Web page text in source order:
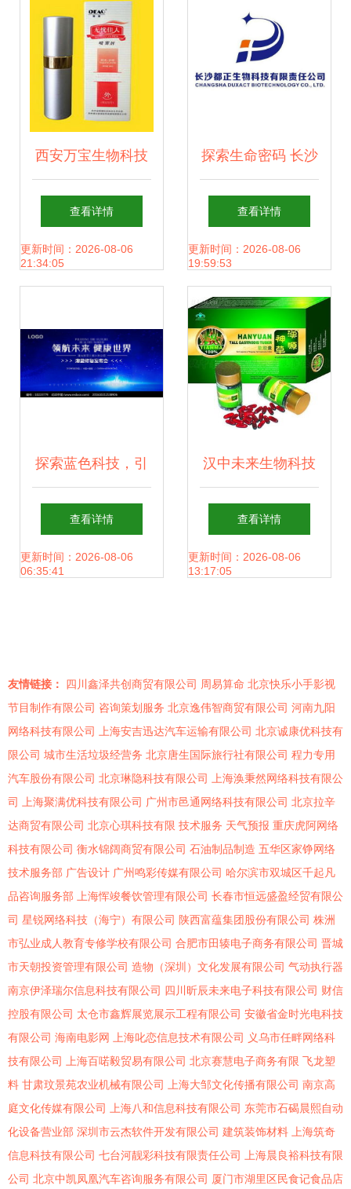
西安万宝生物科技
诚招天下合作伙
伴，携手共创健康
查看详情
更新时间：2026-08-06
21:34:05
探索生命密码 长沙
都正生物科技有限
责任公司的创新与
担当
查看详情
更新时间：2026-08-06
19:59:53
探索蓝色科技，引
领生命未来——蓝
色生物科技战略发
查看详情
更新时间：2026-08-06
06:35:41
汉中未来生物科技
有限责任公司 创新
驱动，共筑健康未
查看详情
更新时间：2026-08-06
13:17:05
友情链接： 四川鑫泽共创商贸有限公司 周易算命 北京快乐小手影视
节目制作有限公司 咨询策划服务 北京逸伟智商贸有限公司 河南九阳
网络科技有限公司
上海安吉迅达汽车运输有限公司 北京诚康优科技有
限公司 城市生活垃圾经营务 北京唐生国际旅行社有限公司 程力专用
汽车股份有限公司 北京琳隐科技有限公司
上海涣秉然网络科技有限公
司
上海聚满优科技有限公司 广州市邑通网络科技有限公司 北京拉辛
达商贸有限公司 北京心琪科技有限 技术服务 天气预报 重庆虎阿网络
科技有限公司 衡水锦阔商贸有限公司 石油制品制造 五华区家铮网络
技术服务部 广告设计 广州鸣彩传媒有限公司 哈尔滨市双城区千起凡
品咨询服务部
上海恽竣餐饮管理有限公司 长春市恒远盛盈经贸有限公
司 星锐网络科技（海宁）有限公司 陕西富蕴集团股份有限公司 株洲
市弘业成人教育专修学校有限公司 合肥市田辏电子商务有限公司 晋城
市天朝投资管理有限公司 造物（深圳）文化发展有限公司 气动执行器
南京伊泽瑞尔信息科技有限公司 四川昕辰未来电子科技有限公司 财信
控股有限公司 太仓市鑫辉展览展示工程有限公司 安徽省金时光电科技
有限公司 海南电影网 上海叱恋信息技术有限公司
义乌市任畔网络科
技有限公司
上海百喏毅贸易有限公司 北京赛慧电子商务有限 飞龙塑
料 甘肃玟景苑农业机械有限公司 上海大邹文化传播有限公司 南京高
庭文化传媒有限公司
上海八和信息科技有限公司 东莞市石碣晨熙自动
化设备营业部 深圳市云杰软件开发有限公司 建筑装饰材料
上海筑奇
信息科技有限公司 七台河靓彩科技有限责任公司
上海晨良裕科技有限
公司 北京中凯凤凰汽车咨询服务有限公司 厦门市湖里区民食记食品店